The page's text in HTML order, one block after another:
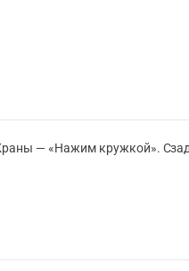
— «Нажим кружкой».